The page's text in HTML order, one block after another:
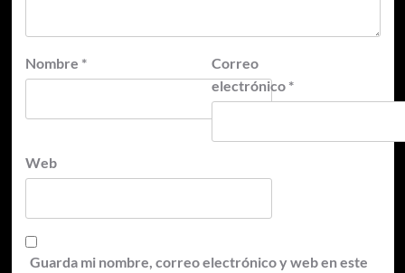
Nombre *
Correo
electrónico *
Web
Guarda mi nombre, correo electrónico y web en este